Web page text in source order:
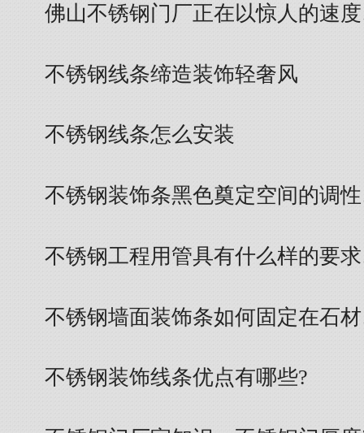
佛山不锈钢门厂正在以惊人的速
不锈钢线条缔造装饰轻奢风
不锈钢线条怎么安装
不锈钢装饰条黑色奠定空间的调
不锈钢工程用管具有什么样的要
不锈钢墙面装饰条如何固定在石
不锈钢装饰线条优点有哪些?